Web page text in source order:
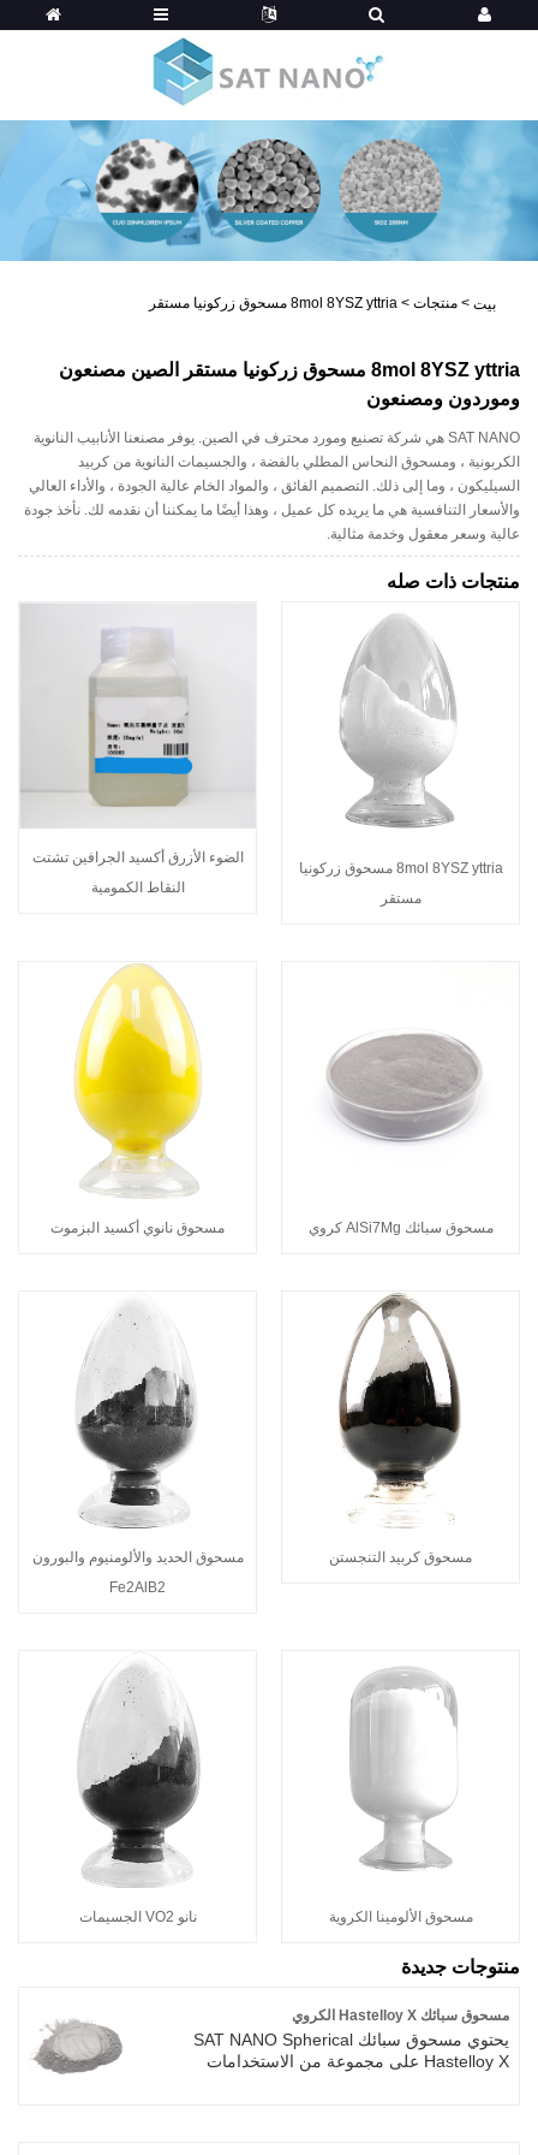
بيت > منتجات > 8mol 8YSZ yttria مسحوق زركونيا مستقر
8mol 8YSZ yttria مسحوق زركونيا مستقر الصين مصنعون
وموردون ومصنعون
SAT NANO هي شركة تصنيع ومورد محترف في الصين. يوفر مصنعنا الأنابيب النانوية
الكربونية ، ومسحوق النحاس المطلي بالفضة ، والجسيمات النانوية من كربيد
السيليكون ، وما إلى ذلك. التصميم الفائق ، والمواد الخام عالية الجودة ، والأداء العالي
والأسعار التنافسية هي ما يريده كل عميل ، وهذا أيضًا ما يمكننا أن نقدمه لك. نأخذ جودة
عالية وسعر معقول وخدمة مثالية.
منتجات ذات صله
8mol 8YSZ yttria مسحوق زركونيا
مستقر
الضوء الأزرق أكسيد الجرافين تشتت
النقاط الكمومية
مسحوق سبائك AlSi7Mg كروي مسحوق نانوي أكسيد البزموت
مسحوق كربيد التنجستن
مسحوق الحديد والألومنيوم والبورون
Fe2AlB2
مسحوق الألومينا الكروية نانو VO2 الجسيمات
منتوجات جديدة
مسحوق سبائك Hastelloy X الكروي
يحتوي مسحوق سبائك SAT NANO Spherical
Hastelloy X على مجموعة من الاستخدامات